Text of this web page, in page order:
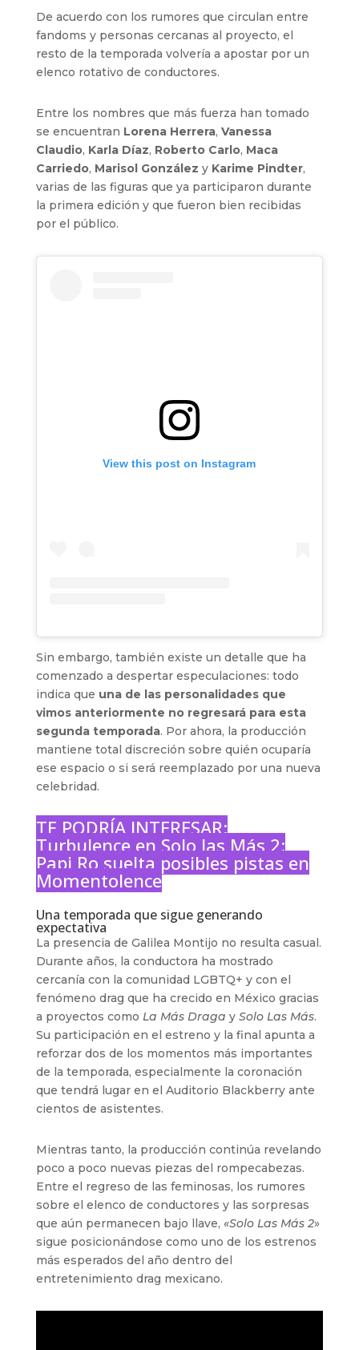
De acuerdo con los rumores que circulan entre
fandoms y personas cercanas al proyecto, el
resto de la temporada volvería a apostar por un
elenco rotativo de conductores.
Entre los nombres que más fuerza han tomado
se encuentran Lorena Herrera, Vanessa
Claudio, Karla Díaz, Roberto Carlo, Maca
Carriedo, Marisol González y Karime Pindter,
varias de las figuras que ya participaron durante
la primera edición y que fueron bien recibidas
por el público.
View this post on Instagram
Sin embargo, también existe un detalle que ha
comenzado a despertar especulaciones: todo
indica que una de las personalidades que
vimos anteriormente no regresará para esta
segunda temporada. Por ahora, la producción
mantiene total discreción sobre quién ocuparía
ese espacio o si será reemplazado por una nueva
celebridad.
TE PODRÍA INTERESAR:
Turbulence en Solo las Más 2:
Papi Ro suelta posibles pistas en
Momentolence
Una temporada que sigue generando
expectativa
La presencia de Galilea Montijo no resulta casual.
Durante años, la conductora ha mostrado
cercanía con la comunidad LGBTQ+ y con el
fenómeno drag que ha crecido en México gracias
a proyectos como La Más Draga y Solo Las Más.
Su participación en el estreno y la final apunta a
reforzar dos de los momentos más importantes
de la temporada, especialmente la coronación
que tendrá lugar en el Auditorio Blackberry ante
cientos de asistentes.
Mientras tanto, la producción continúa revelando
poco a poco nuevas piezas del rompecabezas.
Entre el regreso de las feminosas, los rumores
sobre el elenco de conductores y las sorpresas
que aún permanecen bajo llave, «Solo Las Más 2»
sigue posicionándose como uno de los estrenos
más esperados del año dentro del
entretenimiento drag mexicano.